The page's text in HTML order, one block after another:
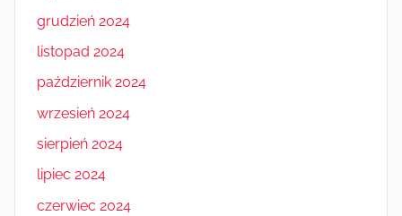
grudzień 2024
listopad 2024
październik 2024
wrzesień 2024
sierpień 2024
lipiec 2024
czerwiec 2024